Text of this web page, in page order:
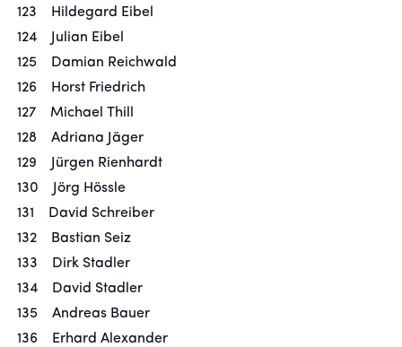
123 Hildegard Eibel
124 Julian Eibel
125 Damian Reichwald
126 Horst Friedrich
127 Michael Thill
128 Adriana Jäger
129 Jürgen Rienhardt
130 Jörg Hössle
131 David Schreiber
132 Bastian Seiz
133 Dirk Stadler
134 David Stadler
135 Andreas Bauer
136 Erhard Alexander